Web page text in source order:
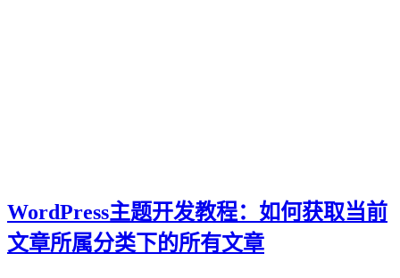
WordPress主题开发教程：如何获取当前
文章所属分类下的所有文章